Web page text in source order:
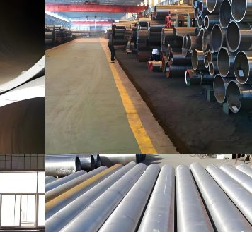
ASTM A519 Çelik Boru
ASTM A213 Çelik Boru
ASTM A369 Alaşımlı
Çelik Boru
ASTM A250 Alaşımlı
Çelik Boru
ASTM A556 Alaşımlı
Çelik Boru
Nikel 690
Borular
INCONEL
çelik boru
Nikel
Boru
Nikel 800,
Alaşımlı